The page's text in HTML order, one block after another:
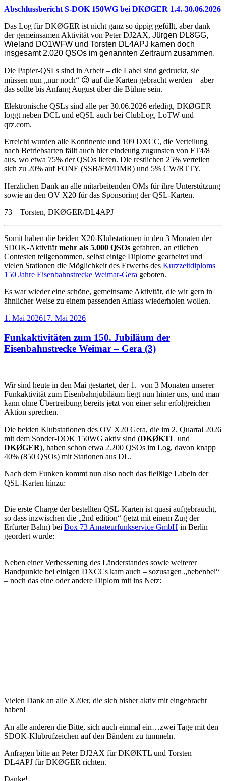
Abschlussbericht S-DOK 150WG bei DKØGER 1.4.-30.06.2026
Das Log für DKØGER ist nicht ganz so üppig gefüllt, aber dank
der gemeinsamen Aktivität von Peter DJ2AX, Jürgen DL8GG,
Wieland DO1WFW und Torsten DL4APJ kamen doch
insgesamt 2.020 QSOs im genannten Zeitraum zusammen.
Die Papier-QSLs sind in Arbeit – die Label sind gedruckt, sie
müssen nun „nur noch“ 😉 auf die Karten gebracht werden – aber
das sollte bis Anfang August über die Bühne sein.
Elektronische QSLs sind alle per 30.06.2026 erledigt, DKØGER
loggt neben DCL und eQSL auch bei ClubLog, LoTW und
qrz.com.
Erreicht wurden alle Kontinente und 109 DXCC, die Verteilung
nach Betriebsarten fällt auch hier eindeutig zugunsten von FT4/8
aus, wo etwa 75% der QSOs liefen. Die restlichen 25% verteilen
sich zu 20% auf FONE (SSB/FM/DMR) und 5% CW/RTTY.
Herzlichen Dank an alle mitarbeitenden OMs für ihre Unterstützung
sowie an den OV X20 für das Sponsoring der QSL-Karten.
73 – Torsten, DKØGER/DL4APJ
Somit haben die beiden X20-Klubstationen in den 3 Monaten der
SDOK-Aktivität mehr als 5.000 QSOs gefahren, an etlichen
Contesten teilgenommen, selbst einige Diplome gearbeitet und
vielen Stationen die Möglichkeit des Erwerbs des Kurzzeitdiploms
150 Jahre Eisenbahnstrecke Weimar-Gera geboten.
Es war wieder eine schöne, gemeinsame Aktivität, die wir gern in
ähnlicher Weise zu einem passenden Anlass wiederholen wollen.
Veröffentlicht
1. Mai 202617. Mai 2026
Funkaktivitäten zum 150. Jubiläum der
Eisenbahnstrecke Weimar – Gera (3)
Wir sind heute in den Mai gestartet, der 1. von 3 Monaten unserer
Funkaktivität zum Eisenbahnjubiläum liegt nun hinter uns, und man
kann ohne Übertreibung bereits jetzt von einer sehr erfolgreichen
Aktion sprechen.
Die beiden Klubstationen des OV X20 Gera, die im 2. Quartal 2026
mit dem Sonder-DOK 150WG aktiv sind (DKØKTL und
DKØGER), haben schon etwa 2.200 QSOs im Log, davon knapp
40% (850 QSOs) mit Stationen aus DL.
Nach dem Funken kommt nun also noch das fleißige Labeln der
QSL-Karten hinzu:
Die erste Charge der bestellten QSL-Karten ist quasi aufgebraucht,
so dass inzwischen die „2nd edition“ (jetzt mit einem Zug der
Erfurter Bahn) bei Box 73 Amateurfunkservice GmbH in Berlin
geordert wurde:
Neben einer Verbesserung des Länderstandes sowie weiterer
Bandpunkte bei einigen DXCCs kam auch – sozusagen „nebenbei“
– noch das eine oder andere Diplom mit ins Netz:
Vielen Dank an alle X20er, die sich bisher aktiv mit eingebracht
haben!
An alle anderen die Bitte, sich auch einmal ein…zwei Tage mit den
SDOK-Klubrufzeichen auf den Bändern zu tummeln.
Anfragen bitte an Peter DJ2AX für DKØKTL und Torsten
DL4APJ für DKØGER richten.